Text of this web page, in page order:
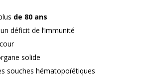
de 80 ans
déficit de l’immunité
solide
souches hématopoïétiques